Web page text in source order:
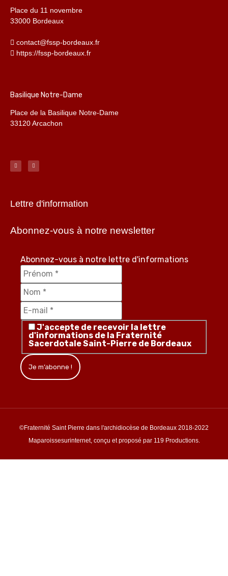
Place du 11 novembre
33000 Bordeaux
contact@fssp-bordeaux.fr
https://fssp-bordeaux.fr
Basilique Notre-Dame
Place de la Basilique Notre-Dame
33120 Arcachon
Lettre d'information
Abonnez-vous à notre newsletter
Abonnez-vous à notre lettre d'informations
J'accepte de recevoir la lettre
d'informations de la Fraternité
Sacerdotale Saint-Pierre de Bordeaux
©Fraternité Saint Pierre dans l'archidiocèse de Bordeaux 2018-2022
Maparoissesurinternet, conçu et proposé par 119 Productions.